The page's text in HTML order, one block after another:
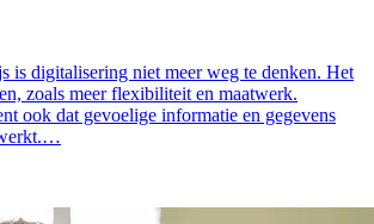
is digitalisering niet meer weg te denken. Het
zoals meer flexibiliteit en maatwerk.
ook dat gevoelige informatie en gegevens